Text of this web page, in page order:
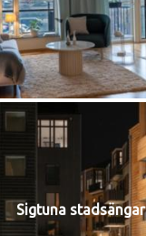
Sigtuna stadsängar